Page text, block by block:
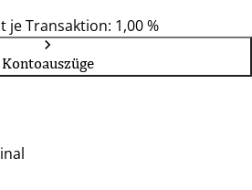
je Transaktion: 1,00 %
Kontoauszüge